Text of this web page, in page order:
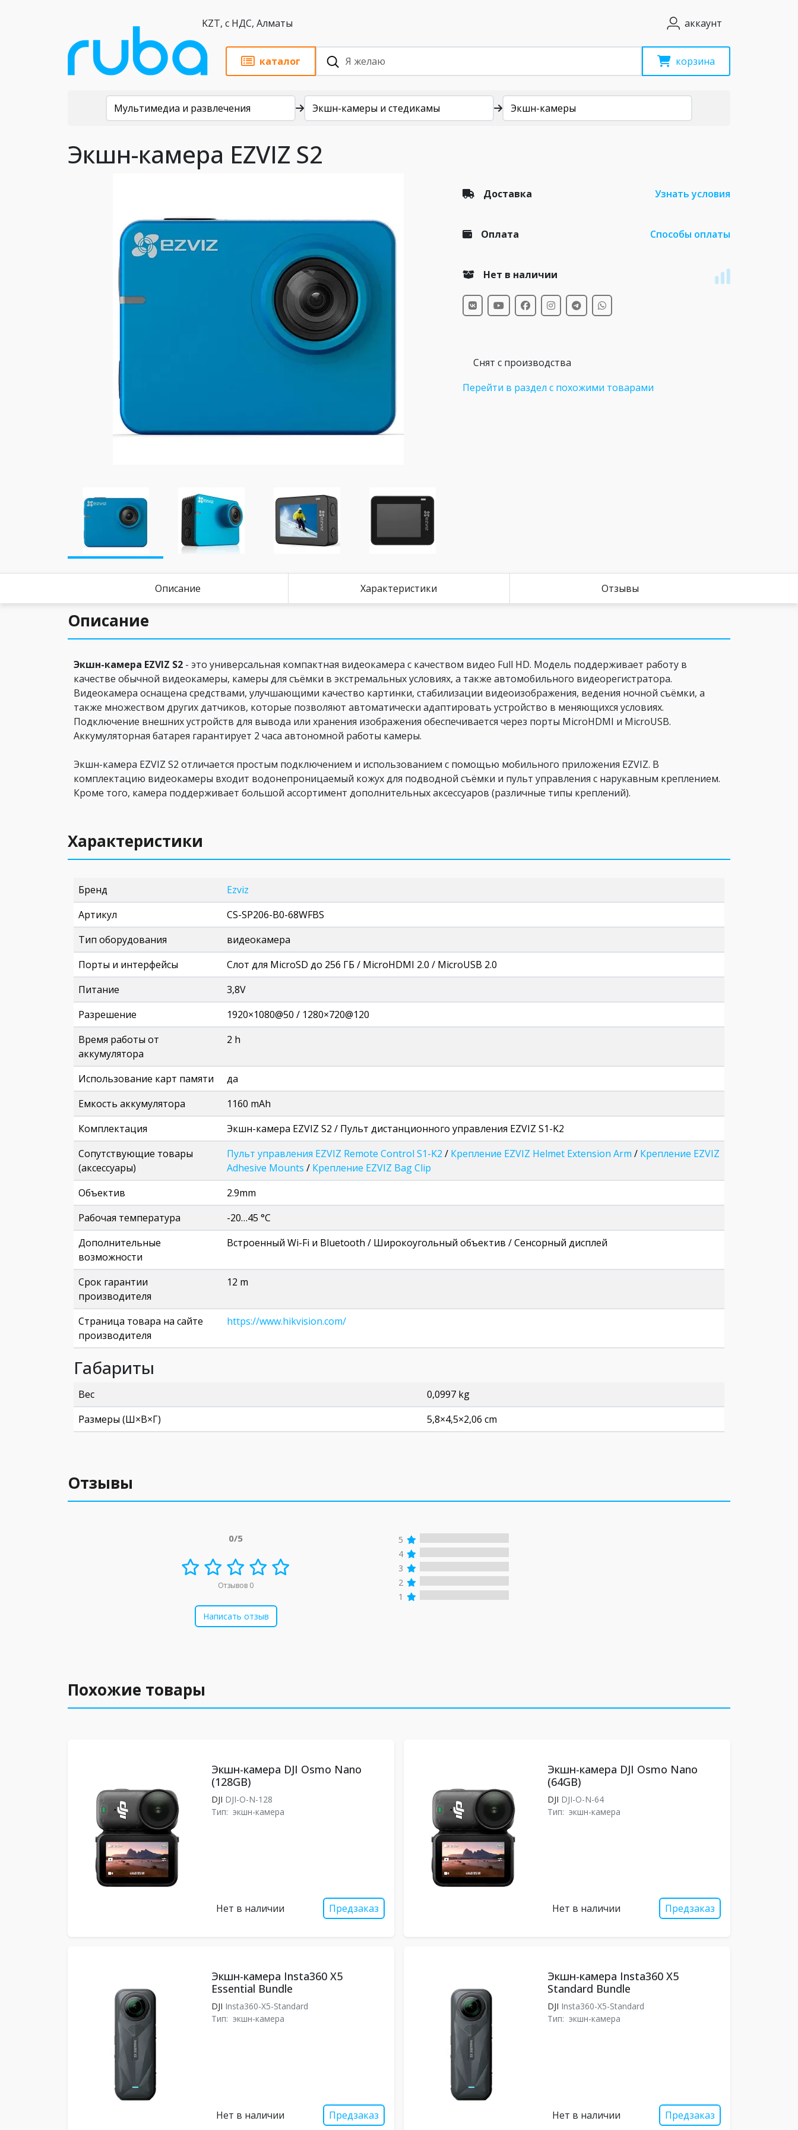
KZT, с НДС, Алматы аккаунт
каталог корзина
Каталог
Мультимедиа и развлечения Экшн-камеры и стедикамы Экшн-камеры
Экшн-камера EZVIZ S2
Доставка Узнать условия
Оплата Способы оплаты
Нет в наличии
Снят с производства
Перейти в раздел с похожими товарами
Описание Характеристики Отзывы
Описание
Экшн-камера EZVIZ S2 - это универсальная компактная видеокамера с качеством видео Full HD. Модель поддерживает работу в
качестве обычной видеокамеры, камеры для съёмки в экстремальных условиях, а также автомобильного видеорегистратора.
Видеокамера оснащена средствами, улучшающими качество картинки, стабилизации видеоизображения, ведения ночной съёмки, а
также множеством других датчиков, которые позволяют автоматически адаптировать устройство в меняющихся условиях.
Подключение внешних устройств для вывода или хранения изображения обеспечивается через порты MicroHDMI и MicroUSB.
Аккумуляторная батарея гарантирует 2 часа автономной работы камеры.
Экшн-камера EZVIZ S2 отличается простым подключением и использованием с помощью мобильного приложения EZVIZ. В
комплектацию видеокамеры входит водонепроницаемый кожух для подводной съёмки и пульт управления с нарукавным креплением.
Кроме того, камера поддерживает большой ассортимент дополнительных аксессуаров (различные типы креплений).
Характеристики
Бренд
Ezviz
Артикул
CS-SP206-B0-68WFBS
Тип оборудования
видеокамера
Порты и интерфейсы
Слот для MicroSD до 256 ГБ / MicroHDMI 2.0 / MicroUSB 2.0
Питание
3,8V
Разрешение
1920×1080@50 / 1280×720@120
Время работы от
аккумулятора
2 h
Использование карт памяти
да
Емкость аккумулятора
1160 mAh
Комплектация
Экшн-камера EZVIZ S2 / Пульт дистанционного управления EZVIZ S1-K2
Сопутствующие товары
(аксессуары)
Пульт управления EZVIZ Remote Control S1-K2 / Крепление EZVIZ Helmet Extension Arm / Крепление EZVIZ
Adhesive Mounts / Крепление EZVIZ Bag Clip
Объектив
2.9mm
Рабочая температура
-20…45 °C
Дополнительные
возможности
Встроенный Wi-Fi и Bluetooth / Широкоугольный объектив / Сенсорный дисплей
Срок гарантии
производителя
12 m
Страница товара на сайте
производителя
https://www.hikvision.com/
Габариты
Вес
0,0997 kg
Размеры (Ш×В×Г)
5,8×4,5×2,06 cm
Отзывы
0/5
Отзывов 0
Написать отзыв
5
4
3
2
1
Похожие товары
Экшн-камера DJI Osmo Nano
(128GB)
DJI DJI-O-N-128
Тип: экшн-камера
Нет в наличии Предзаказ
Экшн-камера DJI Osmo Nano
(64GB)
DJI DJI-O-N-64
Тип: экшн-камера
Нет в наличии Предзаказ
Экшн-камера Insta360 X5
Essential Bundle
DJI Insta360-X5-Standard
Тип: экшн-камера
Нет в наличии Предзаказ
Экшн-камера Insta360 X5
Standard Bundle
DJI Insta360-X5-Standard
Тип: экшн-камера
Нет в наличии Предзаказ